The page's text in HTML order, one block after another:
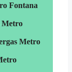
Fontana
Metro
Metro